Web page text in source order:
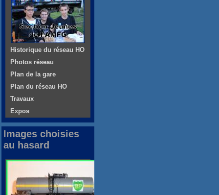
Historique du réseau HO
Photos réseau
Plan de la gare
Plan du réseau HO
Travaux
Expos
Images choisies
au hasard